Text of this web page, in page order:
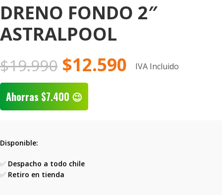
DRENO FONDO 2″
ASTRALPOOL
$19.990 $12.590 IVA Incluido
Ahorras $7.400 😉
Disponible:
✅ Despacho a todo chile
✅ Retiro en tienda